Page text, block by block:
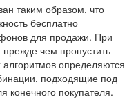
таким образом, что
бесплатно
для продажи. При
чем пропустить
определяются
подходящие под
конечного покупателя.